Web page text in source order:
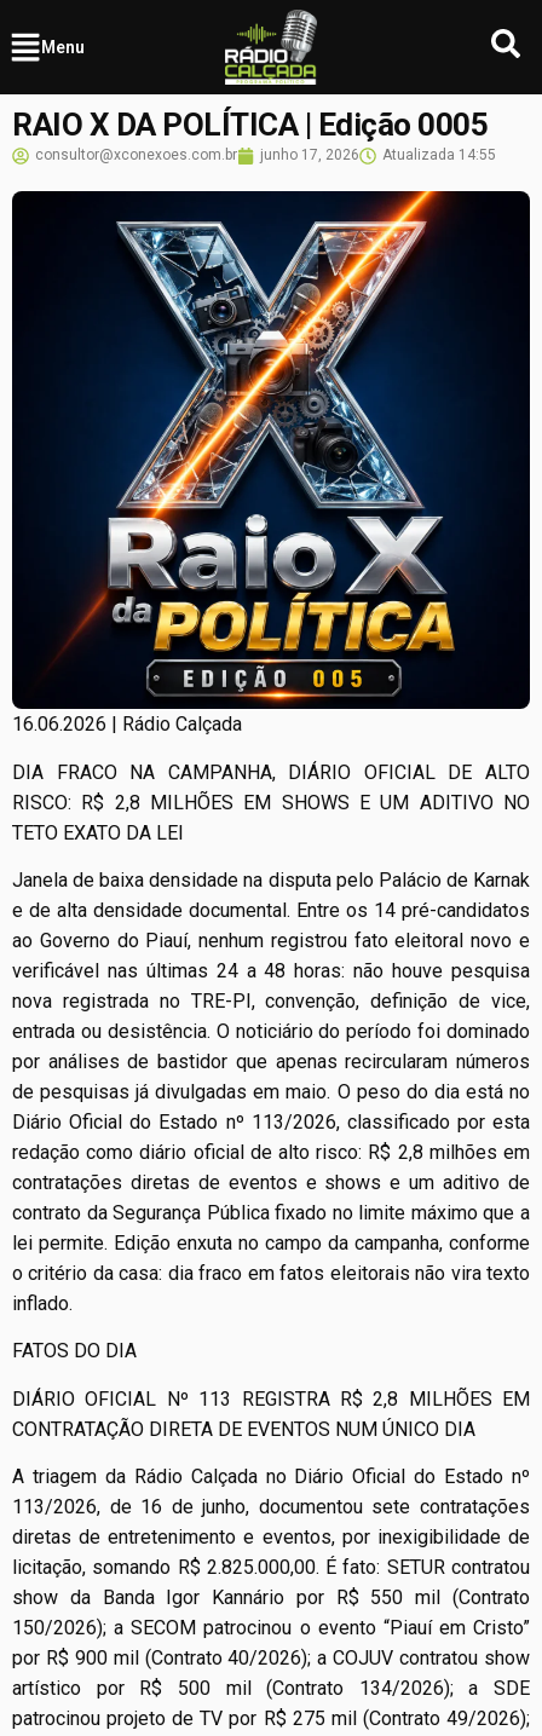
Menu
RAIO X DA POLÍTICA | Edição 0005
consultor@xconexoes.com.br junho 17, 2026 Atualizada 14:55
16.06.2026 | Rádio Calçada
DIA FRACO NA CAMPANHA, DIÁRIO OFICIAL DE ALTO
RISCO: R$ 2,8 MILHÕES EM SHOWS E UM ADITIVO NO
TETO EXATO DA LEI
Janela de baixa densidade na disputa pelo Palácio de Karnak
e de alta densidade documental. Entre os 14 pré-candidatos
ao Governo do Piauí, nenhum registrou fato eleitoral novo e
verificável nas últimas 24 a 48 horas: não houve pesquisa
nova registrada no TRE-PI, convenção, definição de vice,
entrada ou desistência. O noticiário do período foi dominado
por análises de bastidor que apenas recircularam números
de pesquisas já divulgadas em maio. O peso do dia está no
Diário Oficial do Estado nº 113/2026, classificado por esta
redação como diário oficial de alto risco: R$ 2,8 milhões em
contratações diretas de eventos e shows e um aditivo de
contrato da Segurança Pública fixado no limite máximo que a
lei permite. Edição enxuta no campo da campanha, conforme
o critério da casa: dia fraco em fatos eleitorais não vira texto
inflado.
FATOS DO DIA
DIÁRIO OFICIAL Nº 113 REGISTRA R$ 2,8 MILHÕES EM
CONTRATAÇÃO DIRETA DE EVENTOS NUM ÚNICO DIA
A triagem da Rádio Calçada no Diário Oficial do Estado nº
113/2026, de 16 de junho, documentou sete contratações
diretas de entretenimento e eventos, por inexigibilidade de
licitação, somando R$ 2.825.000,00. É fato: SETUR contratou
show da Banda Igor Kannário por R$ 550 mil (Contrato
150/2026); a SECOM patrocinou o evento “Piauí em Cristo”
por R$ 900 mil (Contrato 40/2026); a COJUV contratou show
artístico por R$ 500 mil (Contrato 134/2026); a SDE
patrocinou projeto de TV por R$ 275 mil (Contrato 49/2026);